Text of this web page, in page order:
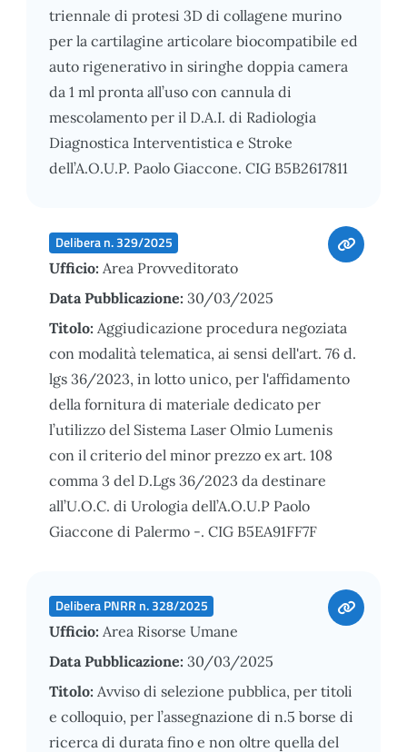
triennale di protesi 3D di collagene murino
per la cartilagine articolare biocompatibile ed
auto rigenerativo in siringhe doppia camera
da 1 ml pronta all’uso con cannula di
mescolamento per il D.A.I. di Radiologia
Diagnostica Interventistica e Stroke
dell’A.O.U.P. Paolo Giaccone. CIG B5B2617811
Delibera n. 329/2025
Ufficio: Area Provveditorato
Data Pubblicazione: 30/03/2025
Titolo: Aggiudicazione procedura negoziata
con modalità telematica, ai sensi dell'art. 76 d.
lgs 36/2023, in lotto unico, per l'affidamento
della fornitura di materiale dedicato per
l’utilizzo del Sistema Laser Olmio Lumenis
con il criterio del minor prezzo ex art. 108
comma 3 del D.Lgs 36/2023 da destinare
all’U.O.C. di Urologia dell’A.O.U.P Paolo
Giaccone di Palermo -. CIG B5EA91FF7F
Delibera PNRR n. 328/2025
Ufficio: Area Risorse Umane
Data Pubblicazione: 30/03/2025
Titolo: Avviso di selezione pubblica, per titoli
e colloquio, per l’assegnazione di n.5 borse di
ricerca di durata fino e non oltre quella del